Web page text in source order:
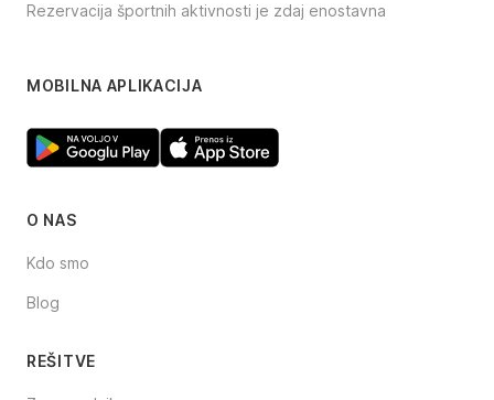
Rezervacija športnih aktivnosti je zdaj enostavna
MOBILNA APLIKACIJA
O NAS
Kdo smo
Blog
REŠITVE